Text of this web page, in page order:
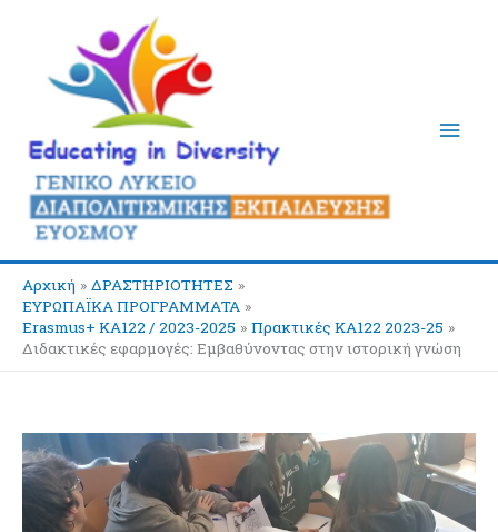
περιεχόμενο
Αρχική
ΔΡΑΣΤΗΡΙΟΤΗΤΕΣ
ΕΥΡΩΠΑΪΚΑ ΠΡΟΓΡΑΜΜΑΤΑ
Erasmus+ KA122 / 2023-2025
Πρακτικές ΚΑ122 2023-25
Διδακτικές εφαρμογές: Εμβαθύνοντας στην ιστορική γνώση